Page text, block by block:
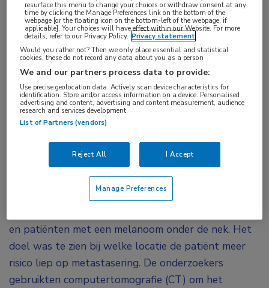
onderzoekers in een klinisch onderzoek. Het
onderzoek liet zien dat er meer patiënten zijn
met melanomen onder de nek, melanomen in een
vergevorderd ziektestadium, maar dat geen van
hen uitzaaiingen bleek te hebben.
De onderzoeksresultaten werden deze week
gepresenteerd op het 28e EADV-congres in Madrid.
Het onderzoek includeerde 45 patiënten met een
onlangs gediagnosticeerd melanoom. Zij werden
gedurende een periode van zes maanden onderzocht
en werden voor het onderzoek verdeeld in twee
en patiënten met een melanoom onder de nek. Het
doel was te zien bij welke locatie de patiënt meer
risico liep op metastasering. De onderzoekers
gebruikten computertomografie (CT) om het
resurface this menu to change your choices or withdraw consent at any
time by clicking the Manage Preferences link on the bottom of the
webpage [or the floating icon on the bottom-left of the webpage, if
applicable]. Your choices will have effect within our Website. For more
details, refer to our Privacy Policy. Privacy statement
Would you rather not? Then we only place essential and statistical
cookies, these do not record any data about you as a person
We and our partners process data to provide:
Use precise geolocation data. Actively scan device characteristics for
identification. Store and/or access information on a device. Personalised
advertising and content, advertising and content measurement, audience
research and services development.
List of Partners (vendors)
Reject All I Accept
Manage Preferences